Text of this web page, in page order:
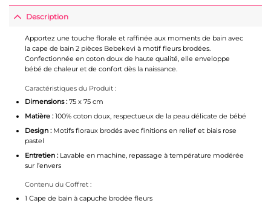
Description
Apportez une touche florale et raffinée aux moments de bain avec
la cape de bain 2 pièces Bebekevi à motif fleurs brodées.
Confectionnée en coton doux de haute qualité, elle enveloppe
bébé de chaleur et de confort dès la naissance.
Caractéristiques du Produit :
Dimensions :75 x 75 cm
Matière :100% coton doux, respectueux de la peau délicate de bébé
Design :Motifs floraux brodés avec finitions en relief et biais rose
pastel
Entretien :Lavable en machine, repassage à température modérée
sur l’envers
Contenu du Coffret :
1 Cape de bain à capuche brodée fleurs